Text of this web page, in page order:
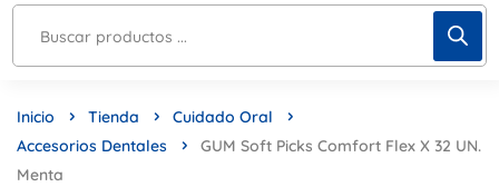
Inicio Tienda
Cuidado Oral
Accesorios Dentales
GUM Soft Picks Comfort Flex X 32 UN.
Menta